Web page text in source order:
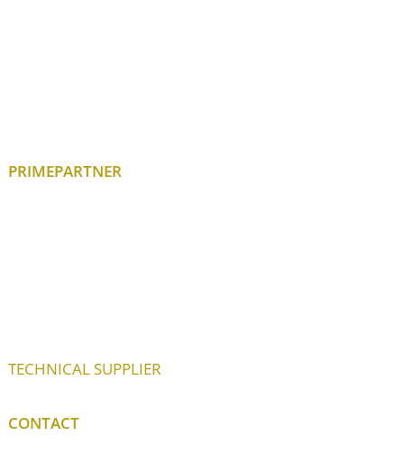
PRIMEPARTNER
TECHNICAL SUPPLIER
CONTACT